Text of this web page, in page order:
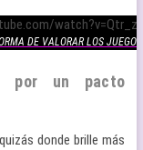
DE VALORAR LOS JUEGOS
por un pacto
donde brille más